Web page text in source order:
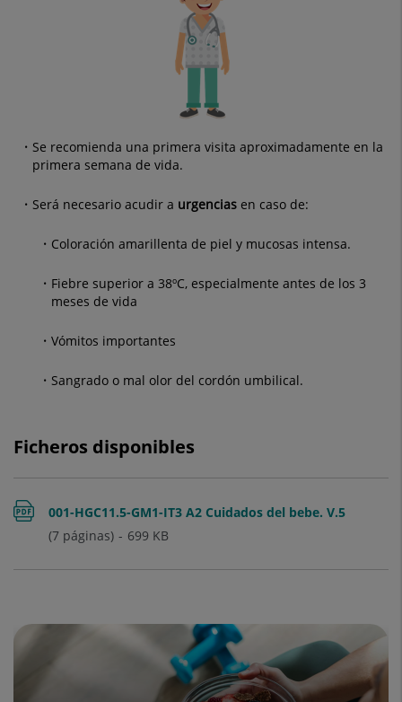
Se recomienda una primera visita aproximadamente en la
primera semana de vida.
Será necesario acudir a urgencias en caso de:
Coloración amarillenta de piel y mucosas intensa.
Fiebre superior a 38ºC, especialmente antes de los 3
meses de vida
Vómitos importantes
Sangrado o mal olor del cordón umbilical.
Ficheros disponibles
001-HGC11.5-GM1-IT3 A2 Cuidados del bebe. V.5
699 KB
(7 páginas)